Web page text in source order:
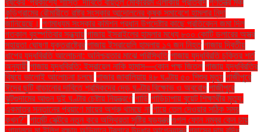
ধর্ষকের ‘প্রকাশ্যে শাস্তি’ দাবিতে বায়তুল মোকাররম এলাকায় প্রতিবাদ গণতন্ত্র মঞ্চ
কুড়িগ্রামের রৌমারীতে রাষ্ট্র সংস্কার আন্দোলনের কৃষক সমাবেশে হামলার নিন্দা
জানিয়েছে। গণমাধ্যম সংস্কার কমিশন প্রধান উপদেষ্টার কাছে প্রতিবেদন জমা দিল
গতকাল বৃহস্পতিবার সন্ধ্যায় গাজায় ইসরাইলের হামলার মধ্যে ৮০০ কোটি ডলারের অস্ত্র
সহায়তা ঘোষণা যুক্তরাষ্ট্রের গাজায় ইসরায়েলি হামলায় ১৭ জন নিহত গাজায় দ্বিতীয়
ধাপের যুদ্ধবিরতি আলোচনা: অনিশ্চয়তার মাঝে পরিস্থিতি গাজায় যুদ্ধবিরতি চুক্তির শর্ত
অনুযায়ী গাজায় যুদ্ধবিরতি: ইসরায়েল নাকি হামাস—কোন পক্ষ জিতল গাজায় যুদ্ধবিরতির
বিষয়ে ভালোই আলোচনা চলছে গাজার জাবালিয়ায় ৪৮ ঘণ্টায় ৫০ শিশুর মৃত্যু গাজীপুরে
ঈদের ছুটি বাড়ানোর দাবিতে শ্রমিকদের দেড় ঘণ্টার বিক্ষোভ ও অবরোধ গাজীপুরে
ঝুটগুদামের আগুন দুই ঘণ্টার চেষ্টায় নিয়ন্ত্রণে গাড়ি গাড়িচাপায় বুয়েট শিক্ষার্থীর মৃত্যু:
একমাত্র সন্তানের প্রয়াণে মায়ের অশ্রু থামছে না গায়ে তেল দেওয়ার সঠিক সময়
কখন?" গার্মেন্ট সেক্টরে নতুন করে অস্থিরতা সৃষ্টির ষড়যন্ত্র গুগল ফোন নম্বর কেন চায়